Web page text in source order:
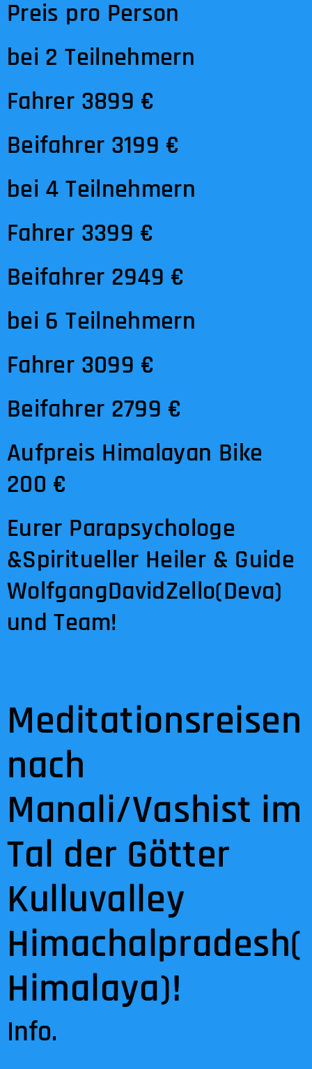
Preis pro Person
bei 2 Teilnehmern
Fahrer 3899 €
Beifahrer 3199 €
bei 4 Teilnehmern
Fahrer 3399 €
Beifahrer 2949 €
bei 6 Teilnehmern
Fahrer 3099 €
Beifahrer 2799 €
Aufpreis Himalayan Bike
200 €
Eurer Parapsychologe
&Spiritueller Heiler & Guide
WolfgangDavidZello(Deva)
und Team!
Meditationsreisen
nach
Manali/Vashist im
Tal der Götter
Kulluvalley
Himachalpradesh(
Himalaya)!
Info.